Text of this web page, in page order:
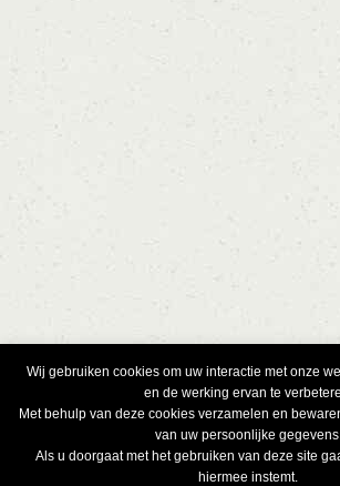
Wij gebruiken cookies om uw interactie met onze
en de werking ervan te
Met behulp van deze cookies verzamelen en
van uw persoonlijke
Als u doorgaat met het gebruiken van deze site
hiermee instemt.